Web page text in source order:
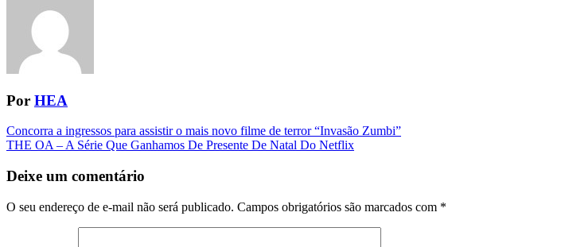
Por HEA
Navegação
da
Postagem
Concorra a ingressos para assistir o mais novo filme de terror “Invasão Zumbi”
THE OA – A Série Que Ganhamos De Presente De Natal Do Netflix
Deixe um comentário
O seu endereço de e-mail não será publicado. Campos obrigatórios são marcados com *